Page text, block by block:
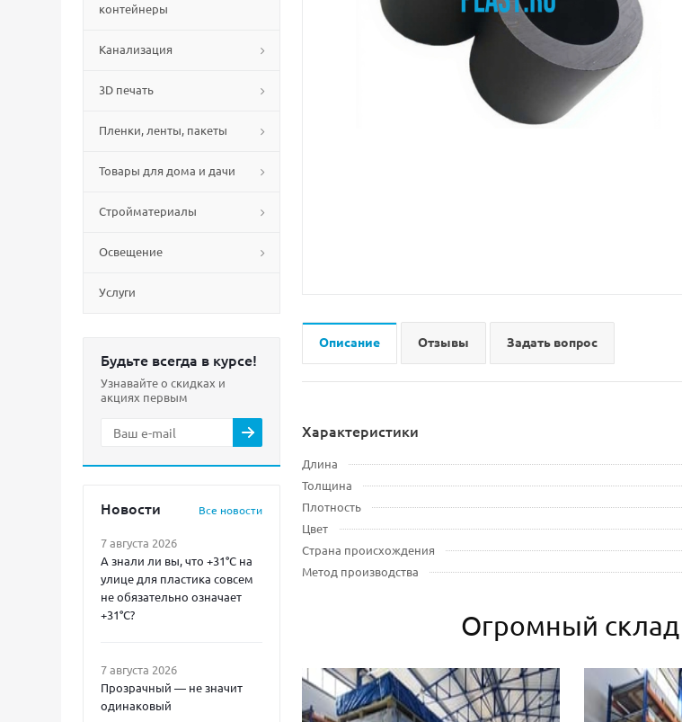
контейнеры
Канализация
3D печать
Пленки, ленты, пакеты
Товары для дома и дачи
Стройматериалы
Освещение
Услуги
Будьте всегда в курсе!
Узнавайте о скидках и
акциях первым
Новости Все новости
7 августа 2026
А знали ли вы, что +31°C на
улице для пластика совсем
не обязательно означает
+31°C?
7 августа 2026
Прозрачный — не значит
одинаковый
Описание Отзывы Задать вопрос
Характеристики
Длина
Толщина
Плотность
Цвет
Страна происхождения
Метод производства
Огромный склад